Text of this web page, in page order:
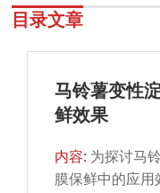
目录文章
马铃薯变性
鲜效果
内容: 为探讨马
膜保鲜中的应用